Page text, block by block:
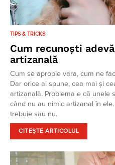
TIPS & TRICKS
Cum recunoști
artizanală
Cum se apropie vara, cum ne
Dar orice ai spune, cea mai și
artizanală. Problema e că unele
când nu au nimic artizanal în
trebuie sau nu.
CITEȘTE ARTICOLUL